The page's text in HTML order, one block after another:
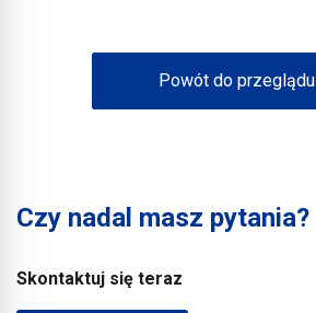
Powót do przeglądu
Czy nadal masz pytania?
Skontaktuj się teraz